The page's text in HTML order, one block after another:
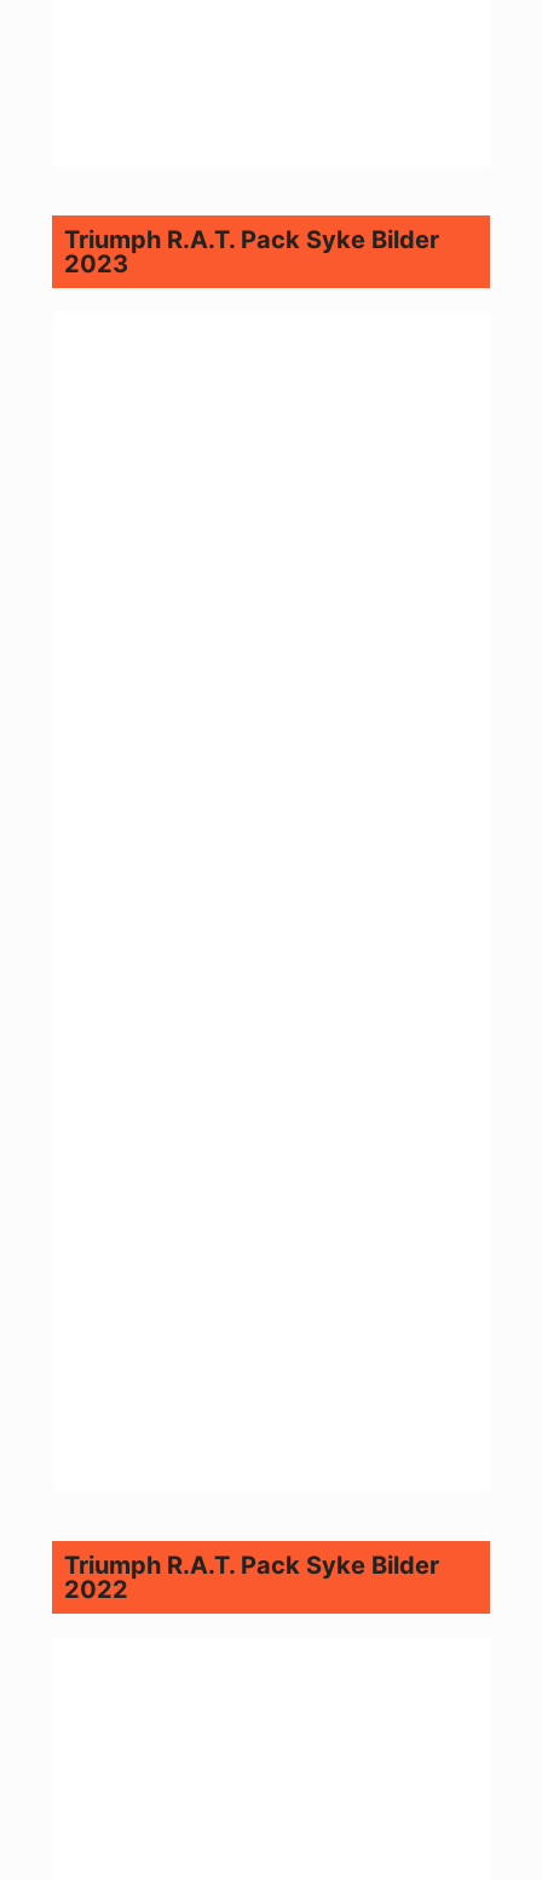
Triumph R.A.T. Pack Syke Bilder
2023
Triumph R.A.T. Pack Syke Bilder
2022